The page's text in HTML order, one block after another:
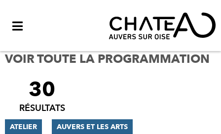
VOIR TOUTE LA PROGRAMMATION
FILTRER
RÉSULTATS
30
RÉSULTATS
ATELIER AUVERS ET LES ARTS